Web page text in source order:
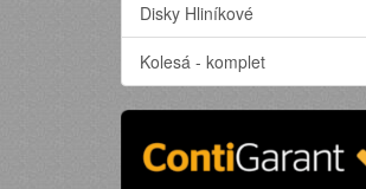
Disky Hliníkové
Kolesá - komplet